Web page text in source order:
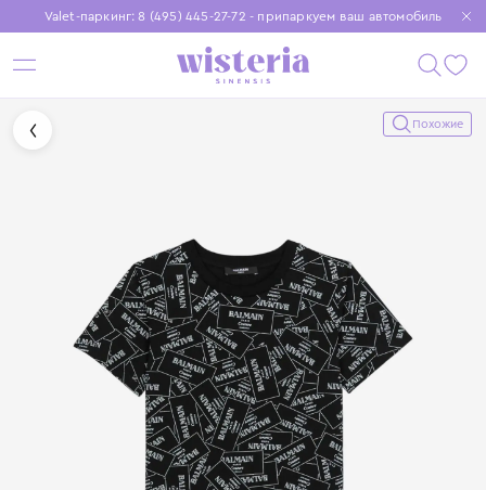
Valet-паркинг: 8 (495) 445-27-72 - припаркуем ваш автомобиль
Бесплатная доставка при заказе от 15 000 ₽
Установите приложение, чтобы покупки были еще удобнее
Похожие